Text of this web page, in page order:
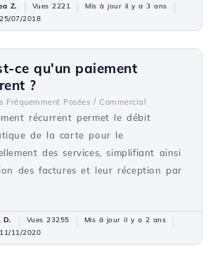
Z. Vues 2221
Mis à jour il y a 3 ans
07/2018
ce qu'un paiement
?
Fréquemment Posées / Commercial
récurrent permet le débit
de la carte pour le
des services, simplifiant ainsi
des factures et leur réception par
D. Vues 23255
Mis à jour il y a 2 ans
11/2020